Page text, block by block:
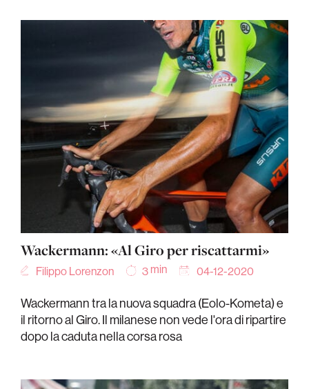
Wackermann: «Al Giro per riscattarmi»
Filippo Lorenzon 3 min 04-12-2020
Wackermann tra la nuova squadra (Eolo-Kometa) e
il ritorno al Giro. Il milanese non vede l'ora di ripartire
dopo la caduta nella corsa rosa